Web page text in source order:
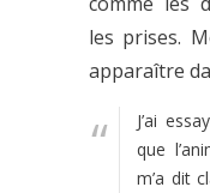
les prises.
apparaître
J’ai
que
m’a dit